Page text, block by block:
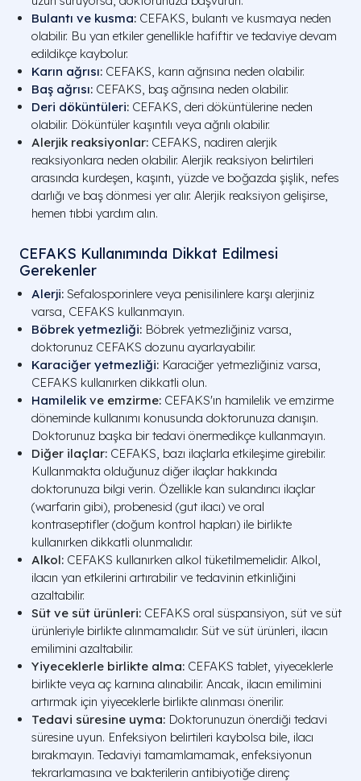
Bulantı ve kusma: CEFAKS, bulantı ve kusmaya neden
olabilir. Bu yan etkiler genellikle hafiftir ve tedaviye devam
edildikçe kaybolur.
Karın ağrısı: CEFAKS, karın ağrısına neden olabilir.
Baş ağrısı: CEFAKS, baş ağrısına neden olabilir.
Deri döküntüleri: CEFAKS, deri döküntülerine neden
olabilir. Döküntüler kaşıntılı veya ağrılı olabilir.
Alerjik reaksiyonlar: CEFAKS, nadiren alerjik
reaksiyonlara neden olabilir. Alerjik reaksiyon belirtileri
arasında kurdeşen, kaşıntı, yüzde ve boğazda şişlik, nefes
darlığı ve baş dönmesi yer alır. Alerjik reaksiyon gelişirse,
hemen tıbbi yardım alın.
CEFAKS Kullanımında Dikkat Edilmesi
Gerekenler
Alerji: Sefalosporinlere veya penisilinlere karşı alerjiniz
varsa, CEFAKS kullanmayın.
Böbrek yetmezliği: Böbrek yetmezliğiniz varsa,
doktorunuz CEFAKS dozunu ayarlayabilir.
Karaciğer yetmezliği: Karaciğer yetmezliğiniz varsa,
CEFAKS kullanırken dikkatli olun.
Hamilelik ve emzirme: CEFAKS'ın hamilelik ve emzirme
döneminde kullanımı konusunda doktorunuza danışın.
Doktorunuz başka bir tedavi önermedikçe kullanmayın.
Diğer ilaçlar: CEFAKS, bazı ilaçlarla etkileşime girebilir.
Kullanmakta olduğunuz diğer ilaçlar hakkında
doktorunuza bilgi verin. Özellikle kan sulandırıcı ilaçlar
(warfarin gibi), probenesid (gut ilacı) ve oral
kontraseptifler (doğum kontrol hapları) ile birlikte
kullanırken dikkatli olunmalıdır.
Alkol: CEFAKS kullanırken alkol tüketilmemelidir. Alkol,
ilacın yan etkilerini artırabilir ve tedavinin etkinliğini
azaltabilir.
Süt ve süt ürünleri: CEFAKS oral süspansiyon, süt ve süt
ürünleriyle birlikte alınmamalıdır. Süt ve süt ürünleri, ilacın
emilimini azaltabilir.
Yiyeceklerle birlikte alma: CEFAKS tablet, yiyeceklerle
birlikte veya aç karnına alınabilir. Ancak, ilacın emilimini
artırmak için yiyeceklerle birlikte alınması önerilir.
Tedavi süresine uyma: Doktorunuzun önerdiği tedavi
süresine uyun. Enfeksiyon belirtileri kaybolsa bile, ilacı
bırakmayın. Tedaviyi tamamlamamak, enfeksiyonun
tekrarlamasına ve bakterilerin antibiyotiğe direnç